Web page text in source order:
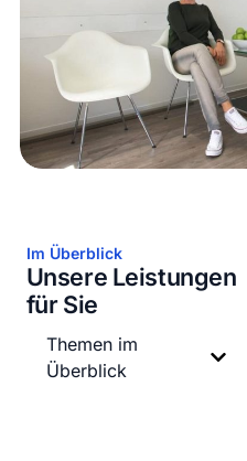
Im Überblick
Unsere Leistungen
für Sie
Themen im
Überblick